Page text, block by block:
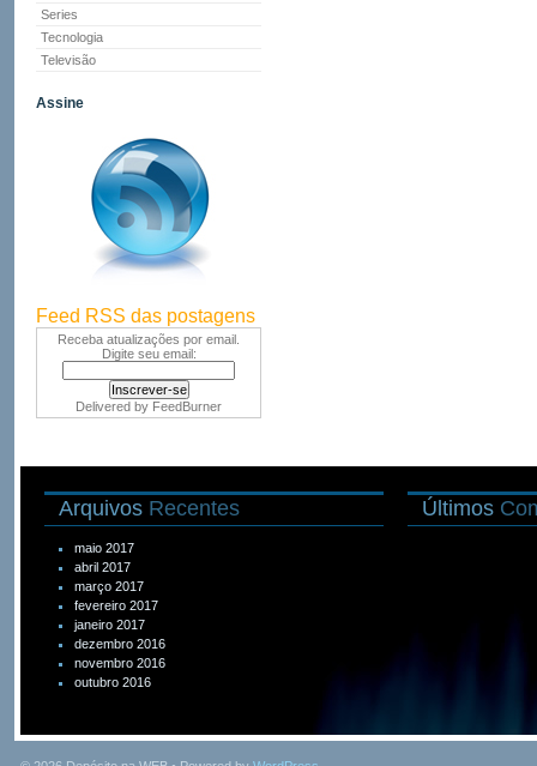
Series
Tecnologia
Televisão
Assine
Feed RSS das postagens
Receba atualizações por email.
Digite seu email:
Delivered by FeedBurner
Arquivos Recentes
maio 2017
abril 2017
março 2017
fevereiro 2017
janeiro 2017
dezembro 2016
novembro 2016
outubro 2016
Últimos